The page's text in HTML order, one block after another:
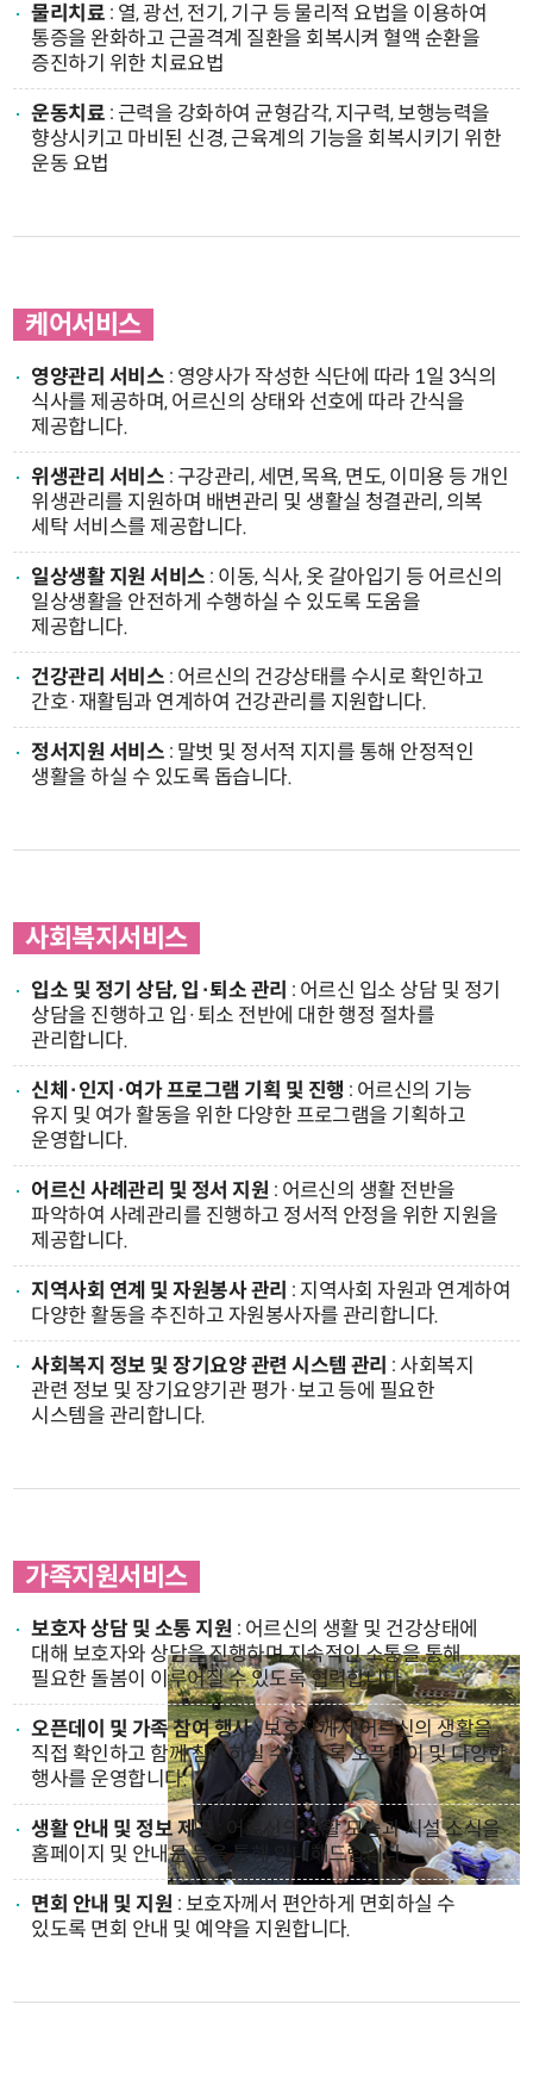
물리치료 : 열, 광선, 전기, 기구 등 물리적 요법을 이용하여
통증을 완화하고 근골격계 질환을 회복시켜 혈액 순환을
증진하기 위한 치료요법
운동치료 : 근력을 강화하여 균형감각, 지구력, 보행능력을
향상시키고 마비된 신경, 근육계의 기능을 회복시키기 위한
운동 요법
케어서비스
영양관리 서비스 : 영양사가 작성한 식단에 따라 1일 3식의
식사를 제공하며, 어르신의 상태와 선호에 따라 간식을
제공합니다.
위생관리 서비스 : 구강관리, 세면, 목욕, 면도, 이미용 등 개인
위생관리를 지원하며 배변관리 및 생활실 청결관리, 의복
세탁 서비스를 제공합니다.
일상생활 지원 서비스 : 이동, 식사, 옷 갈아입기 등 어르신의
일상생활을 안전하게 수행하실 수 있도록 도움을
제공합니다.
건강관리 서비스 : 어르신의 건강상태를 수시로 확인하고
간호·재활팀과 연계하여 건강관리를 지원합니다.
정서지원 서비스 : 말벗 및 정서적 지지를 통해 안정적인
생활을 하실 수 있도록 돕습니다.
사회복지서비스
입소 및 정기 상담, 입·퇴소 관리 : 어르신 입소 상담 및 정기
상담을 진행하고 입·퇴소 전반에 대한 행정 절차를
관리합니다.
신체·인지·여가 프로그램 기획 및 진행 : 어르신의 기능
유지 및 여가 활동을 위한 다양한 프로그램을 기획하고
운영합니다.
어르신 사례관리 및 정서 지원 : 어르신의 생활 전반을
파악하여 사례관리를 진행하고 정서적 안정을 위한 지원을
제공합니다.
지역사회 연계 및 자원봉사 관리 : 지역사회 자원과 연계하여
다양한 활동을 추진하고 자원봉사자를 관리합니다.
사회복지 정보 및 장기요양 관련 시스템 관리 : 사회복지
관련 정보 및 장기요양기관 평가·보고 등에 필요한
시스템을 관리합니다.
가족지원서비스
보호자 상담 및 소통 지원 : 어르신의 생활 및 건강상태에
대해 보호자와 상담을 진행하며 지속적인 소통을 통해
필요한 돌봄이 이루어질 수 있도록 협력합니다.
오픈데이 및 가족 참여 행사: 보호자께서 어르신의 생활을
직접 확인하고 함께 참여하실 수 있도록 오픈데이 및 다양한
행사를 운영합니다.
생활 안내 및 정보 제공
: 어르신의 생활 모습과 시설 소식을
홈페이지 및 안내문 등을 통해 안내해드립니다.
면회 안내 및 지원 : 보호자께서 편안하게 면회하실 수
있도록 면회 안내 및 예약을 지원합니다.